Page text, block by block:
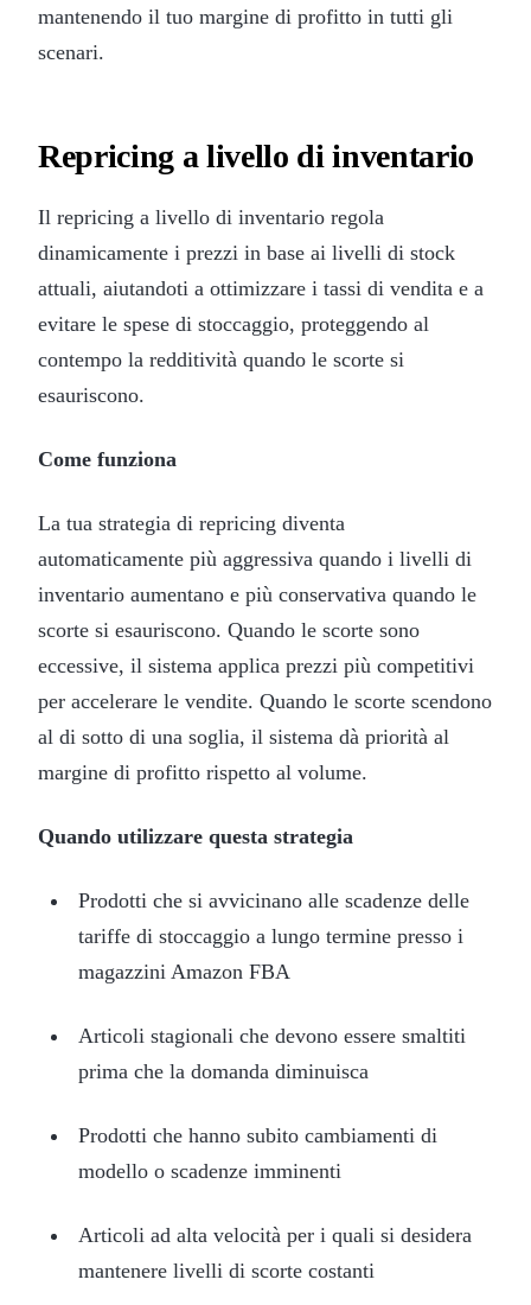
mantenendo il tuo margine di profitto in tutti gli
scenari.
Repricing a livello di inventario
Il repricing a livello di inventario regola
dinamicamente i prezzi in base ai livelli di stock
attuali, aiutandoti a ottimizzare i tassi di vendita e a
evitare le spese di stoccaggio, proteggendo al
contempo la redditività quando le scorte si
esauriscono.
Come funziona
La tua strategia di repricing diventa
automaticamente più aggressiva quando i livelli di
inventario aumentano e più conservativa quando le
scorte si esauriscono. Quando le scorte sono
eccessive, il sistema applica prezzi più competitivi
per accelerare le vendite. Quando le scorte scendono
al di sotto di una soglia, il sistema dà priorità al
margine di profitto rispetto al volume.
Quando utilizzare questa strategia
Prodotti che si avvicinano alle scadenze delle
tariffe di stoccaggio a lungo termine presso i
magazzini Amazon FBA
Articoli stagionali che devono essere smaltiti
prima che la domanda diminuisca
Prodotti che hanno subito cambiamenti di
modello o scadenze imminenti
Articoli ad alta velocità per i quali si desidera
mantenere livelli di scorte costanti